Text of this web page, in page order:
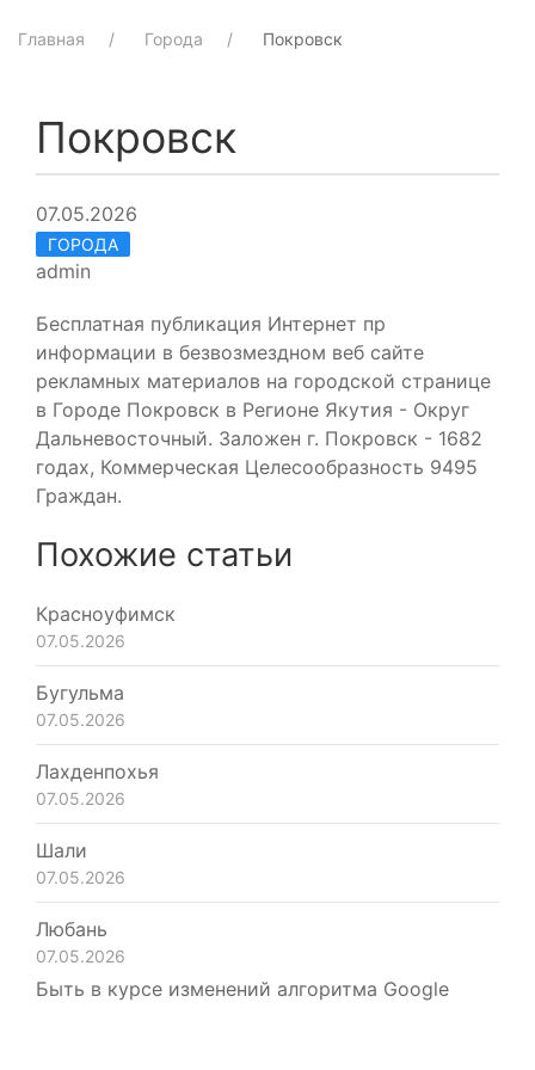
Главная Города Покровск
Покровск
07.05.2026
ГОРОДА
admin
Бесплатная публикация Интернет пр
информации в безвозмездном веб сайте
рекламных материалов на городской странице
в Городе Покровск в Регионе Якутия - Округ
Дальневосточный. Заложен г. Покровск - 1682
годах, Коммерческая Целесообразность 9495
Граждан.
Похожие статьи
Красноуфимск
07.05.2026
Бугульма
07.05.2026
Лахденпохья
07.05.2026
Шали
07.05.2026
Любань
07.05.2026
Быть в курсе изменений алгоритма Google